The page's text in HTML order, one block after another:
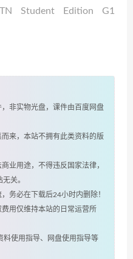
Student Edition G1
非实物光盘，课件由百度网盘
来，本站不拥有此类资料的版
业用途，不得违反国家法律，
关。
务必在下载后24小时内删除！
用仅维持本站的日常运营所
料使用指导、网盘使用指导等